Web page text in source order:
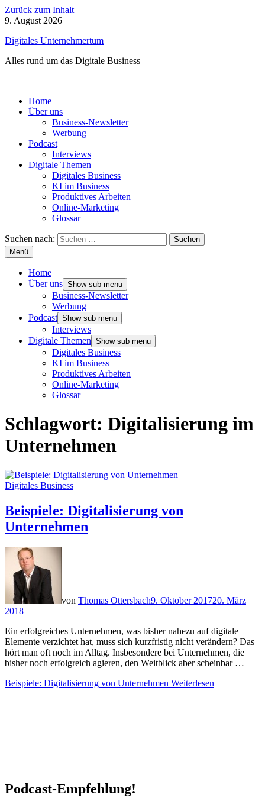
Zurück zum Inhalt
9. August 2026
Digitales Unternehmertum
Alles rund um das Digitale Business
Home
Über uns
Business-Newsletter
Werbung
Podcast
Interviews
Digitale Themen
Digitales Business
KI im Business
Produktives Arbeiten
Online-Marketing
Glossar
Suchen nach:
Menü
Home
Über uns Show sub menu
Business-Newsletter
Werbung
Podcast Show sub menu
Interviews
Digitale Themen Show sub menu
Digitales Business
KI im Business
Produktives Arbeiten
Online-Marketing
Glossar
Schlagwort: Digitalisierung im
Unternehmen
Digitales Business
Beispiele: Digitalisierung von
Unternehmen
von Thomas Ottersbach9. Oktober 201720. März
2018
Ein erfolgreiches Unternehmen, was bisher nahezu auf digitale
Elemente verzichtet hat, muss sich kurzfristig nicht verändern? Das
hört man oft noch im Alltag. Insbesondere bei Unternehmen, die
bisher noch erfolgreich agieren, den Weitblick aber scheinbar …
Beispiele: Digitalisierung von Unternehmen Weiterlesen
Podcast-Empfehlung!